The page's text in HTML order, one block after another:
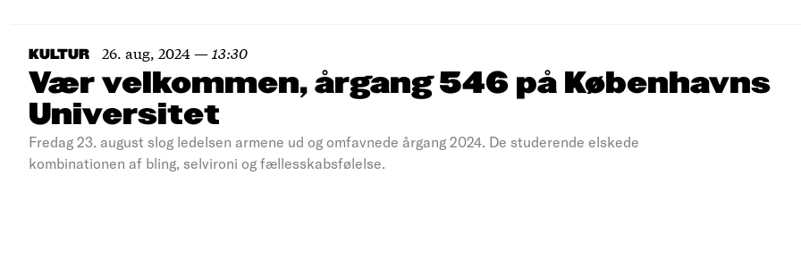
KULTUR 26. aug, 2024— 13:30
Vær velkommen, årgang 546 på Københavns
Universitet
Fredag 23. august slog ledelsen armene ud og omfavnede årgang 2024. De studerende elskede
kombinationen af bling, selvironi og fællesskabsfølelse.